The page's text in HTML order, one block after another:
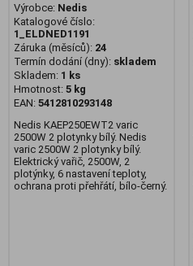
Výrobce: Nedis
Katalogové číslo:
1_ELDNED1191
Záruka (měsíců): 24
Termín dodání (dny): skladem
Skladem: 1 ks
Hmotnost: 5 kg
EAN: 5412810293148
Nedis KAEP250EWT2 varic
2500W 2 plotynky bílý. Nedis
varic 2500W 2 plotynky bílý.
Elektrický vařič, 2500W, 2
plotýnky, 6 nastavení teploty,
ochrana proti přehřátí, bílo-černý.